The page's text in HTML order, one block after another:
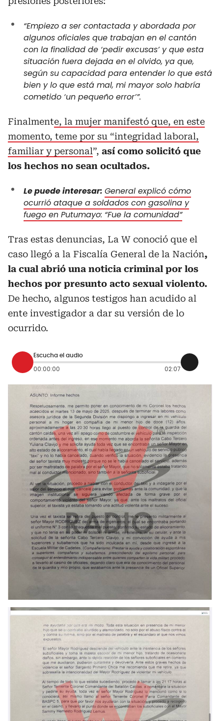
“Empiezo a ser contactada y abordada por
algunos oficiales que trabajan en el cantón
con la finalidad de ‘pedir excusas’ y que esta
situación fuera dejada en el olvido, ya que,
según su capacidad para entender lo que está
bien y lo que está mal, mi mayor solo habría
cometido ‘un pequeño error’”.
Finalmente, la mujer manifestó que, en este
momento, teme por su “integridad laboral,
familiar y personal”, así como solicitó que
los hechos no sean ocultados.
Le puede interesar: General explicó cómo
ocurrió ataque a soldados con gasolina y
fuego en Putumayo: “Fue la comunidad”
Tras estas denuncias, La W conoció que el
caso llegó a la Fiscalía General de la Nación,
la cual abrió una noticia criminal por los
hechos por presunto acto sexual violento.
De hecho, algunos testigos han acudido al
ente investigador a dar su versión de lo
ocurrido.
Escucha el audio
00:00:00 02:07